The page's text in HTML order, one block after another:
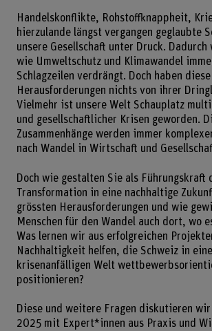
Handelskonflikte, Rohstoffknappheit,
hierzulande längst vergangen geglaubte
unsere Gesellschaft unter Druck. Dadurch
wie Umweltschutz und Klimawandel
Schlagzeilen verdrängt. Doch haben diese
Herausforderungen nichts von ihrer
Vielmehr ist unsere Welt Schauplatz
und gesellschaftlicher Krisen geworden.
Zusammenhänge werden immer
nach Wandel in Wirtschaft und
Doch wie gestalten Sie als Führungskraft
Transformation in eine nachhaltige
grössten Herausforderungen und wie
Menschen für den Wandel auch dort, wo
Was lernen wir aus erfolgreichen
Nachhaltigkeit helfen, die Schweiz in
krisenanfälligen Welt
positionieren?
Diese und weitere Fragen diskutieren wir
2025 mit Expert*innen aus Praxis und